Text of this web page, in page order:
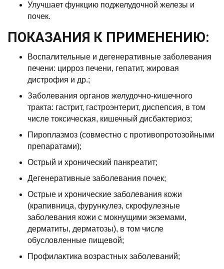
Улучшает функцию поджелудочной железы и
почек.
ПОКАЗАНИЯ К ПРИМЕНЕНИЮ:
Воспалительные и дегенеративные заболевания
печени: цирроз печени, гепатит, жировая
дистрофия и др.;
Заболевания органов желудочно-кишечного
тракта: гастрит, гастроэнтерит, диспепсия, в том
числе токсическая, кишечный дисбактериоз;
Пироплазмоз (совместно с противопротозойными
препаратами);
Острый и хронический панкреатит;
Дегенеративные заболевания почек;
Острые и хронические заболевания кожи
(крапивница, фурункулез, скрофулезные
заболевания кожи с мокнущими экземами,
дерматиты, дерматозы), в том числе
обусловленные пищевой;
Профилактика возрастных заболеваний;